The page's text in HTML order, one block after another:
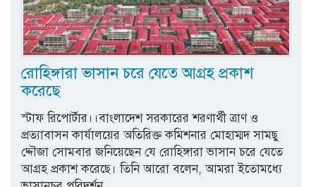
রোহিঙ্গারা ভাসান চরে যেতে আগ্রহ প্রকাশ
করেছে
স্টাফ রিপোর্টার।।বাংলাদেশ সরকারের শরণার্থী ত্রাণ ও
প্রত্যাবাসন কার্যালয়ের অতিরিক্ত কমিশনার মোহাম্মদ সামছু
দ্দৌজা সোমবার জনিয়েছেন যে রোহিঙ্গারা ভাসান চরে যেতে
আগ্রহ প্রকাশ করেছে। তিনি আরো বলেন, আমরা ইতোমধ্যে